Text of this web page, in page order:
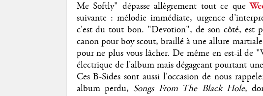
Me Softly" dépasse allègrement tout ce que
suivante : mélodie immédiate, urgence
c'est du tout bon. "Devotion", de son côté, est
canon pour boy scout, braillé à une allure
pour ne plus vous lâcher. De même en est-il de
électrique de l'album mais dégageant pourtant
Ces B-Sides sont aussi l'occasion de nous
album perdu, Songs From The Black Hole,